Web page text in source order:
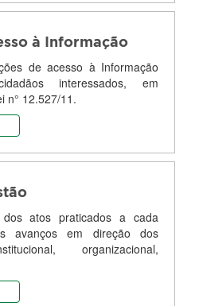
à Informação
de acesso à Informação
interessados, em
n° 12.527/11.
atos praticados a cada
avanços em direção dos
organizacional,